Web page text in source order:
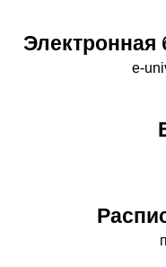
Электронная
e-